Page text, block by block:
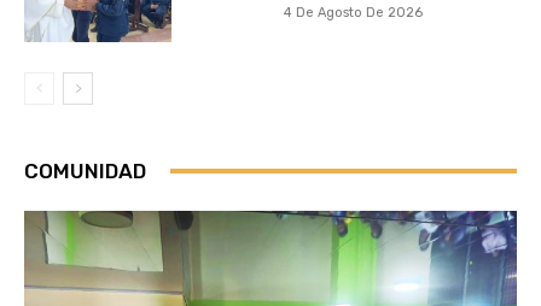
4 De Agosto De 2026
COMUNIDAD